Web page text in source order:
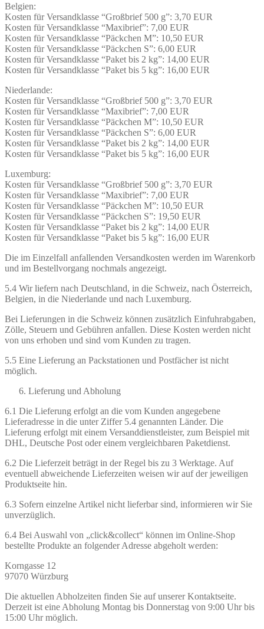
Belgien:
Kosten für Versandklasse “Großbrief 500 g”: 3,70 EUR
Kosten für Versandklasse “Maxibrief”: 7,00 EUR
Kosten für Versandklasse “Päckchen M”: 10,50 EUR
Kosten für Versandklasse “Päckchen S”: 6,00 EUR
Kosten für Versandklasse “Paket bis 2 kg”: 14,00 EUR
Kosten für Versandklasse “Paket bis 5 kg”: 16,00 EUR
Niederlande:
Kosten für Versandklasse “Großbrief 500 g”: 3,70 EUR
Kosten für Versandklasse “Maxibrief”: 7,00 EUR
Kosten für Versandklasse “Päckchen M”: 10,50 EUR
Kosten für Versandklasse “Päckchen S”: 6,00 EUR
Kosten für Versandklasse “Paket bis 2 kg”: 14,00 EUR
Kosten für Versandklasse “Paket bis 5 kg”: 16,00 EUR
Luxemburg:
Kosten für Versandklasse “Großbrief 500 g”: 3,70 EUR
Kosten für Versandklasse “Maxibrief”: 7,00 EUR
Kosten für Versandklasse “Päckchen M”: 10,50 EUR
Kosten für Versandklasse “Päckchen S”: 19,50 EUR
Kosten für Versandklasse “Paket bis 2 kg”: 14,00 EUR
Kosten für Versandklasse “Paket bis 5 kg”: 16,00 EUR
Die im Einzelfall anfallenden Versandkosten werden im Warenkorb
und im Bestellvorgang nochmals angezeigt.
5.4 Wir liefern nach Deutschland, in die Schweiz, nach Österreich,
Belgien, in die Niederlande und nach Luxemburg.
Bei Lieferungen in die Schweiz können zusätzlich Einfuhrabgaben,
Zölle, Steuern und Gebühren anfallen. Diese Kosten werden nicht
von uns erhoben und sind vom Kunden zu tragen.
5.5 Eine Lieferung an Packstationen und Postfächer ist nicht
möglich.
Lieferung und Abholung
6.1 Die Lieferung erfolgt an die vom Kunden angegebene
Lieferadresse in die unter Ziffer 5.4 genannten Länder. Die
Lieferung erfolgt mit einem Versanddienstleister, zum Beispiel mit
DHL, Deutsche Post oder einem vergleichbaren Paketdienst.
6.2 Die Lieferzeit beträgt in der Regel bis zu 3 Werktage. Auf
eventuell abweichende Lieferzeiten weisen wir auf der jeweiligen
Produktseite hin.
6.3 Sofern einzelne Artikel nicht lieferbar sind, informieren wir Sie
unverzüglich.
6.4 Bei Auswahl von „click&collect“ können im Online-Shop
bestellte Produkte an folgender Adresse abgeholt werden:
Korngasse 12
97070 Würzburg
Die aktuellen Abholzeiten finden Sie auf unserer Kontaktseite.
Derzeit ist eine Abholung Montag bis Donnerstag von 9:00 Uhr bis
15:00 Uhr möglich.